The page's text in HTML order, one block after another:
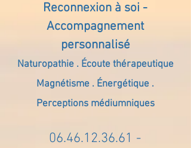
Reconnexion à soi -
Accompagnement
personnalisé
Naturopathie . Écoute thérapeutique
Magnétisme . Énergétique .
Perceptions médiumniques
06.46.12.36.61 -